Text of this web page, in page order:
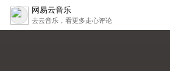
网易云音乐
去云音乐，看更多走心评论